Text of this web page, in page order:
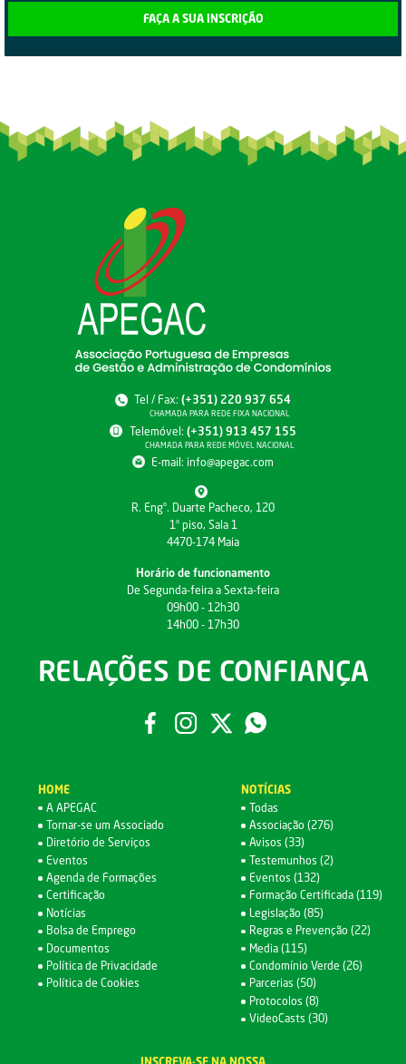
FAÇA A SUA INSCRIÇÃO
Tel / Fax:(+351) 220 937 654
CHAMADA PARA REDE FIXA NACIONAL
Telemóvel: (+351) 913 457 155
CHAMADA PARA REDE MÓVEL NACIONAL
E-mail: info@apegac.com
R. Engº. Duarte Pacheco, 120
1º piso, Sala 1
4470-174 Maia
Horário de funcionamento
De Segunda-feira a Sexta-feira
09h00 - 12h30
14h00 - 17h30
RELAÇÕES DE CONFIANÇA
HOME
A APEGAC
Tornar-se um Associado
Diretório de Serviços
Eventos
Agenda de Formações
Certificação
Notícias
Bolsa de Emprego
Documentos
Política de Privacidade
Política de Cookies
NOTÍCIAS
Todas
Associação (276)
Avisos (33)
Testemunhos (2)
Eventos (132)
Formação Certificada (119)
Legislação (85)
Regras e Prevenção (22)
Media (115)
Condomínio Verde (26)
Parcerias (50)
Protocolos (8)
VideoCasts (30)